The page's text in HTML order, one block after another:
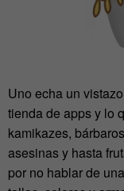
Uno echa un
tienda de apps y lo
kamikazes,
asesinas y hasta
por no hablar de